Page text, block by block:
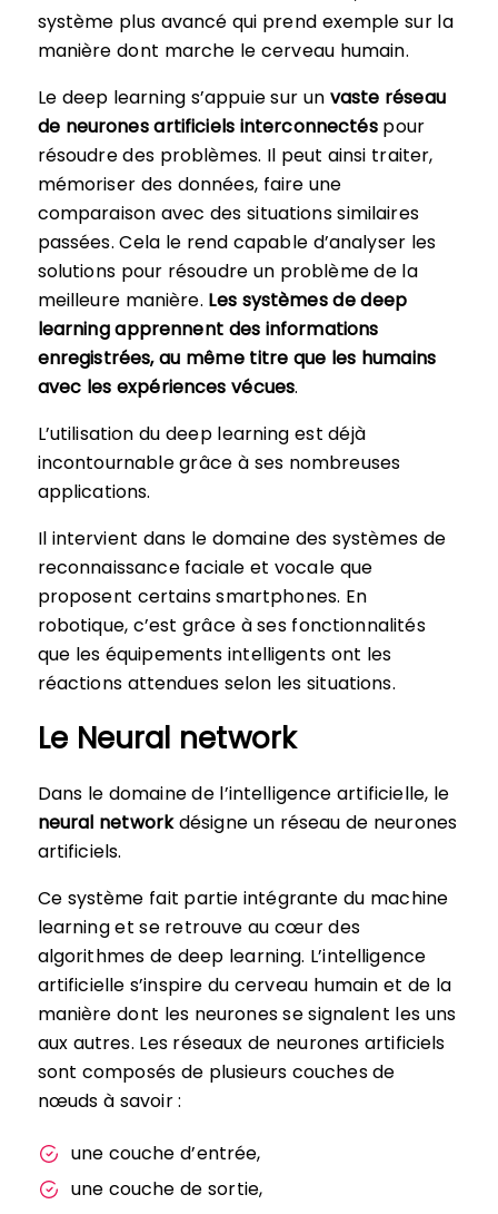
système plus avancé qui prend exemple sur la
manière dont marche le cerveau humain.
Le deep learning s’appuie sur un vaste réseau
de neurones artificiels interconnectéspour
résoudre des problèmes. Il peut ainsi traiter,
mémoriser des données, faire une
comparaison avec des situations similaires
passées. Cela le rend capable d’analyser les
solutions pour résoudre un problème de la
meilleure manière. Les systèmes de deep
learning apprennent des informations
enregistrées, au même titre que les humains
avec les expériences vécues.
L’utilisation du deep learning est déjà
incontournable grâce à ses nombreuses
applications.
Il intervient dans le domaine des systèmes de
reconnaissance faciale et vocale que
proposent certains smartphones. En
robotique, c’est grâce à ses fonctionnalités
que les équipements intelligents ont les
réactions attendues selon les situations.
Le Neural network
Dans le domaine de l’intelligence artificielle, le
neural networkdésigne un réseau de neurones
artificiels.
Ce système fait partie intégrante du machine
learning et se retrouve au cœur des
algorithmes de deep learning. L’intelligence
artificielle s’inspire du cerveau humain et de la
manière dont les neurones se signalent les uns
aux autres. Les réseaux de neurones artificiels
sont composés de plusieurs couches de
nœuds à savoir :
une couche d’entrée,
une couche de sortie,